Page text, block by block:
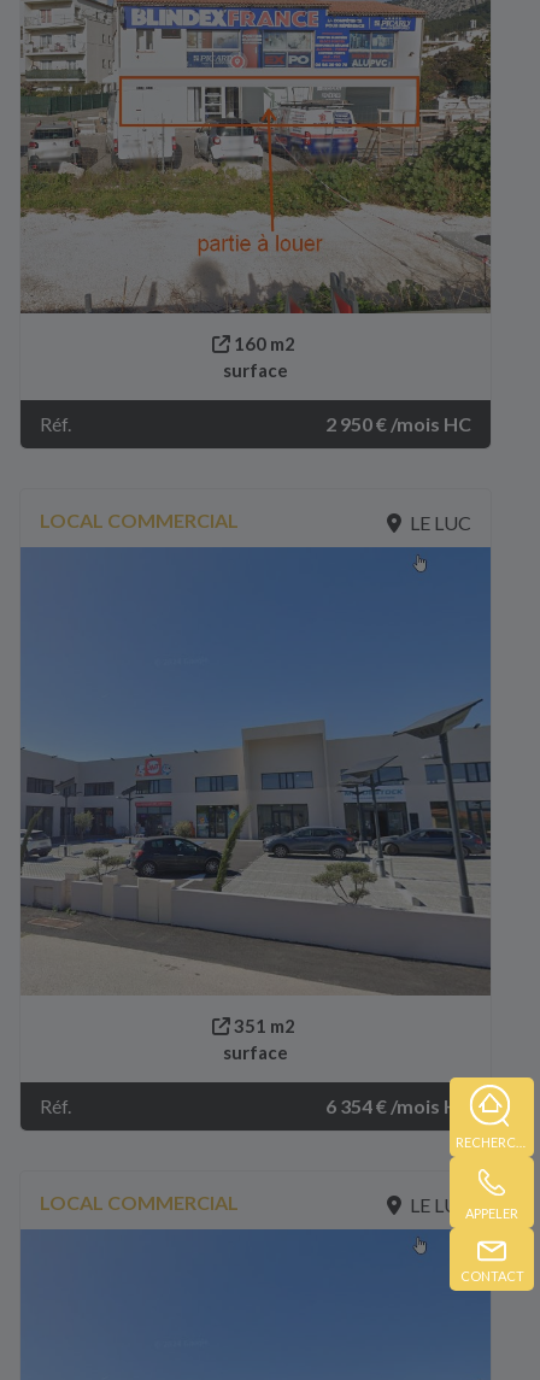
APPELER
CONTACT
160 m2
surface
Réf. 2 950 € /mois HC
LOCAL COMMERCIAL LE LUC
351 m2
surface
Réf. 6 354 € /mois HC
LOCAL COMMERCIAL LE LUC